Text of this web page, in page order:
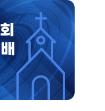
버사이드 대학 캠퍼스 영
반 확보